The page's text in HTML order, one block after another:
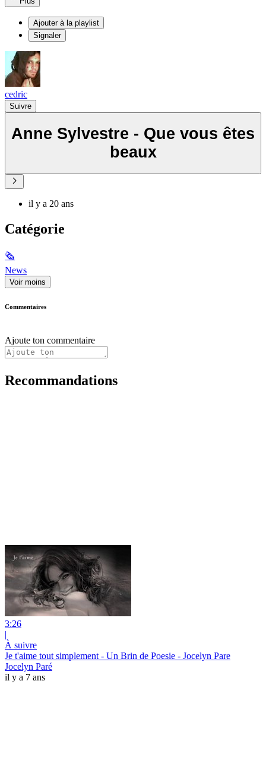
Ajouter à la playlist
Signaler
cedric
Suivre
Anne Sylvestre - Que vous êtes
beaux
il y a 20 ans
Catégorie
🗞
News
Voir moins
Commentaires
Ajoute ton commentaire
Recommandations
3:26
|
À suivre
Je t'aime tout simplement - Un Brin de Poesie - Jocelyn Pare
Jocelyn Paré
il y a 7 ans